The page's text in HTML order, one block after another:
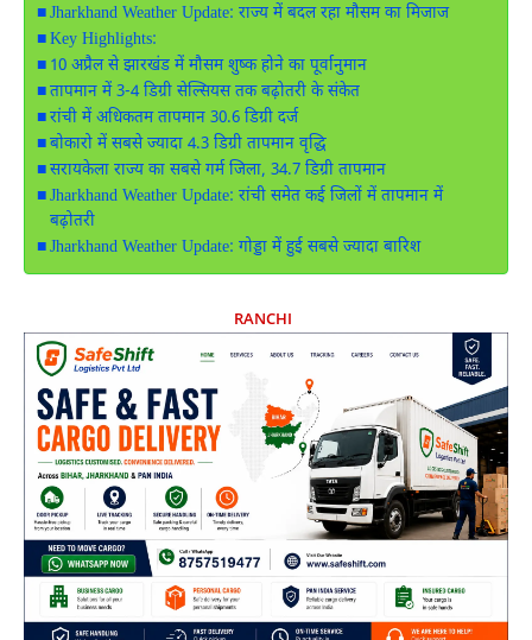
Jharkhand Weather Update: राज्य में बदल रहा मौसम का मिजाज
Key Highlights:
10 अप्रैल से झारखंड में मौसम शुष्क होने का पूर्वानुमान
तापमान में 3-4 डिग्री सेल्सियस तक बढ़ोतरी के संकेत
रांची में अधिकतम तापमान 30.6 डिग्री दर्ज
बोकारो में सबसे ज्यादा 4.3 डिग्री तापमान वृद्धि
सरायकेला राज्य का सबसे गर्म जिला, 34.7 डिग्री तापमान
Jharkhand Weather Update: रांची समेत कई जिलों में तापमान में
बढ़ोतरी
Jharkhand Weather Update: गोड्डा में हुई सबसे ज्यादा बारिश
RANCHI